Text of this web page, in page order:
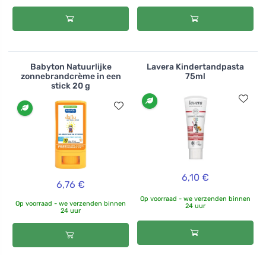
Babyton Natuurlijke
zonnebrandcrème in een
stick 20 g
6,76 €
Op voorraad - we verzenden binnen
24 uur
Lavera Kindertandpasta
75ml
6,10 €
Op voorraad - we verzenden binnen
24 uur